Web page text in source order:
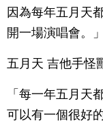
因為每年五月天
開一場演唱會。」
五月天 吉他手怪
「每一年五月天
可以有一個很好